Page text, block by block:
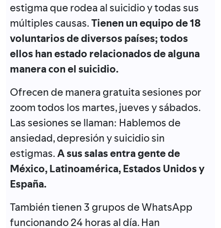
estigma que rodea al suicidio y todas sus
múltiples causas.Tienen un equipo de 18
voluntarios de diversos países; todos
ellos han estado relacionados de alguna
manera con el suicidio.
Ofrecen de manera gratuita sesiones por
zoom todos los martes, jueves y sábados.
Las sesiones se llaman: Hablemos de
ansiedad, depresión y suicidio sin
estigmas.A sus salas entra gente de
México, Latinoamérica, Estados Unidos y
España.
También tienen 3 grupos de WhatsApp
funcionando 24 horas al día. Han